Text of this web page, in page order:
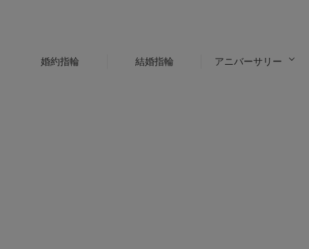
婚約指輪 結婚指輪 アニバーサリー